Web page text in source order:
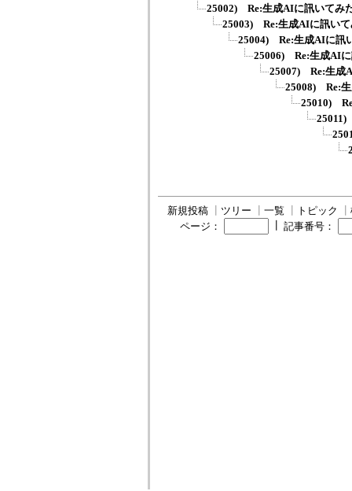
25002) Re:生成AIに訊いてみ
25003) Re:生成AIに訊いて
25004) Re:生成AIに訊
25006) Re:生成AIに
25007) Re:生成
25008) Re:生
25010)
新規投稿 ツリー 一覧 トピック
ページ：
記事番号：